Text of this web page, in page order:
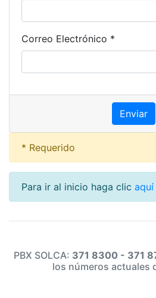
Correo Electrónico *
* Requerido
Para ir al inicio haga clic aquí
PBX SOLCA: 371 8300 - 371
los números actuales